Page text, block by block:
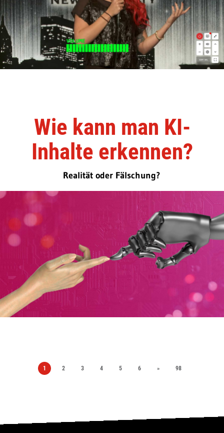
Wie kann man KI-
Inhalte erkennen?
Realität oder Fälschung?
1 2 3 4 5 6 » 98